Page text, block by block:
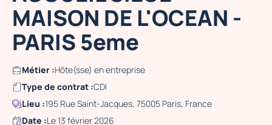
MAISON DE L'OCEAN -
PARIS 5eme
Métier :Hôte(sse) en entreprise
Type de contrat :CDI
Lieu :195 Rue Saint-Jacques, 75005 Paris, France
Date :Le 13 février 2026